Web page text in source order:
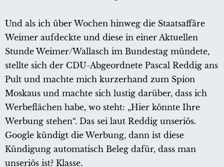
Und als ich über Wochen hinweg die Staatsaffäre
Weimer aufdeckte und diese in einer Aktuellen
Stunde Weimer/Wallasch im Bundestag mündete,
stellte sich der CDU-Abgeordnete Pascal Reddig ans
Pult und machte mich kurzerhand zum Spion
Moskaus und machte sich lustig darüber, dass ich
Werbeflächen habe, wo steht: „Hier könnte Ihre
Werbung stehen“. Das sei laut Reddig unseriös.
Google kündigt die Werbung, dann ist diese
Kündigung automatisch Beleg dafür, dass man
unseriös ist? Klasse.